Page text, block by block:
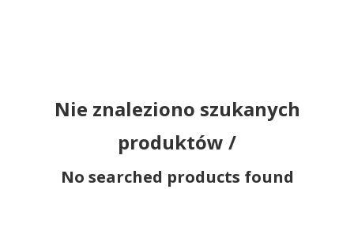
Nie znaleziono szukanych
produktów /
No searched products found